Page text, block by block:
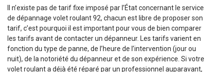
Il n’existe pas de tarif fixe imposé par l’État concernant le service
de dépannage volet roulant 92, chacun est libre de proposer son
tarif, c’est pourquoi il est important pour vous de bien comparer
les tarifs avant de contacter un dépanneur. Les tarifs varient en
fonction du type de panne, de l’heure de l’intervention (jour ou
nuit), de la notoriété du dépanneur et de son expérience. Si votre
volet roulant a déjà été réparé par un professionnel auparavant,